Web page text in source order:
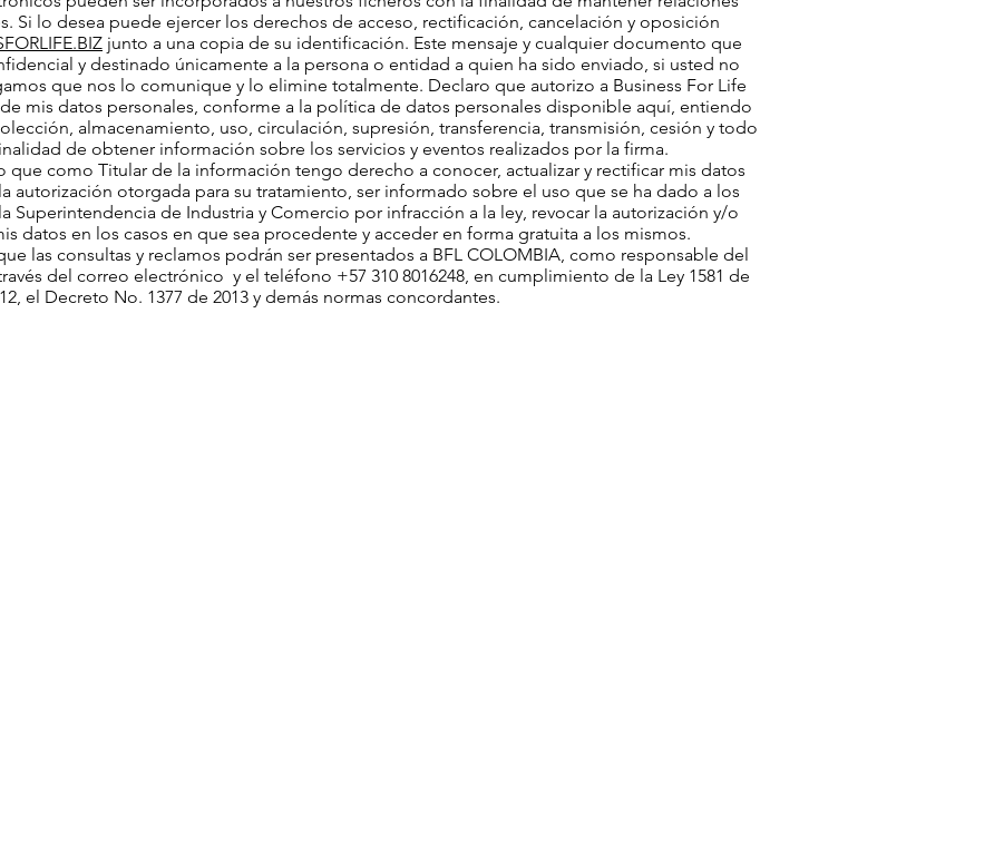
Si lo desea puede ejercer los derechos de acceso, rectificación, cancelación y oposición
junto a una copia de su identificación. Este mensaje y cualquier documento que
y destinado únicamente a la persona o entidad a quien ha sido enviado, si usted no
que nos lo comunique y lo elimine totalmente. Declaro que autorizo a Business For Life
mis datos personales, conforme a la política de datos personales disponible aquí, entiendo
almacenamiento, uso, circulación, supresión, transferencia, transmisión, cesión y todo
de obtener información sobre los servicios y eventos realizados por la firma.
que como Titular de la información tengo derecho a conocer, actualizar y rectificar mis datos
autorización otorgada para su tratamiento, ser informado sobre el uso que se ha dado a los
Superintendencia de Industria y Comercio por infracción a la ley, revocar la autorización y/o
datos en los casos en que sea procedente y acceder en forma gratuita a los mismos.
las consultas y reclamos podrán ser presentados a BFL COLOMBIA, como responsable del
del correo electrónico y el teléfono +57 310 8016248, en cumplimiento de la Ley 1581 de
el Decreto No. 1377 de 2013 y demás normas concordantes.